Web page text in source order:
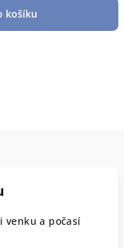
košíku
venku a počasí